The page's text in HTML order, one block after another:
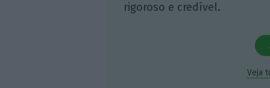
rigoroso e credível.
Veja